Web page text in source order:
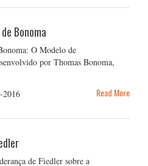
Bonoma
O Modelo de
por Thomas Bonoma,
2016 Read More
de Fiedler sobre a